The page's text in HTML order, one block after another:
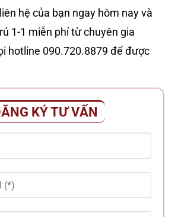
hệ của bạn ngay hôm nay và
1-1 miễn phí từ chuyên gia
hotline 090.720.8879 để được
KÝ TƯ VẤN